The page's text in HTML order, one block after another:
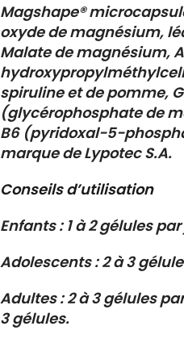
Magshape®
oxyde de magnésium,
Malate de magnésium,
spiruline et de pomme,
(glycérophosphate de
B6 (pyridoxal-5-
marque de Lypotec S.A.
Conseils d’utilisation
Enfants : 1 à 2 gélules
Adolescents : 2 à 3
Adultes : 2 à 3 gélules
3 gélules.